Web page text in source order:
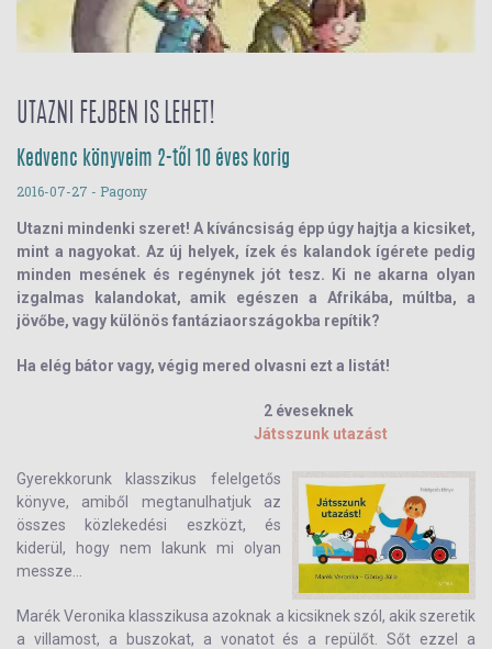
UTAZNI FEJBEN IS LEHET!
Kedvenc könyveim 2-től 10 éves korig
2016-07-27 - Pagony
Utazni mindenki szeret! A kíváncsiság épp úgy hajtja a kicsiket,
mint a nagyokat. Az új helyek, ízek és kalandok ígérete pedig
minden mesének és regénynek jót tesz. Ki ne akarna olyan
izgalmas kalandokat, amik egészen a Afrikába, múltba, a
jövőbe, vagy különös fantáziaországokba repítik?
Ha elég bátor vagy, végig mered olvasni ezt a listát!
2 éveseknek
Játsszunk utazást
Gyerekkorunk klasszikus felelgetős
könyve, amiből megtanulhatjuk az
összes közlekedési eszközt, és
kiderül, hogy nem lakunk mi olyan
messze...
Marék Veronika klasszikusa azoknak a kicsiknek szól, akik szeretik
a villamost, a buszokat, a vonatot és a repülőt.Sőt ezzel a